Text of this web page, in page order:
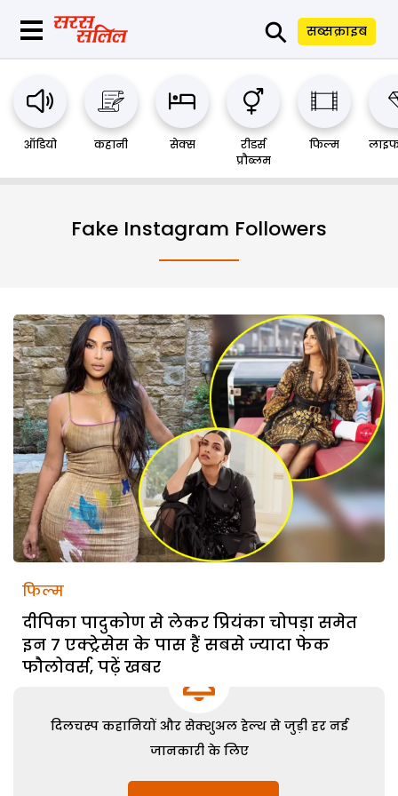
⚲ सब्सक्राइब
ऑडियो कहानी सेक्स
रीडर्स
प्रौब्लम
फिल्म
Fake Instagram Followers
फिल्म
दीपिका पादुकोण से लेकर प्रियंका चोपड़ा समेत
इन 7 एक्ट्रेसेस के पास हैं सबसे ज्यादा फेक
फौलोवर्स, पढ़ें खबर
दिलचस्प कहानियों और सेक्शुअल हेल्थ से जुड़ी हर नई
जानकारी के लिए